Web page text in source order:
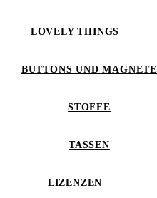
LOVELY THINGS
BUTTONS UND MAGNETE
STOFFE
TASSEN
LIZENZEN